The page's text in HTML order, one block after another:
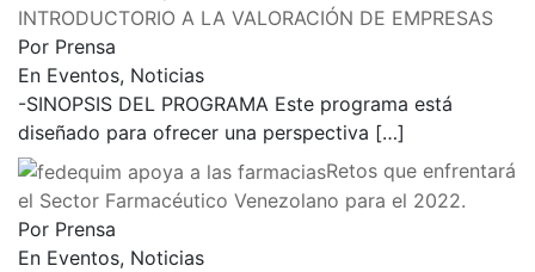
INTRODUCTORIO A LA VALORACIÓN DE EMPRESAS
Por Prensa
En Eventos, Noticias
-SINOPSIS DEL PROGRAMA Este programa está
diseñado para ofrecer una perspectiva […]
Retos que enfrentará
el Sector Farmacéutico Venezolano para el 2022.
Por Prensa
En Eventos, Noticias